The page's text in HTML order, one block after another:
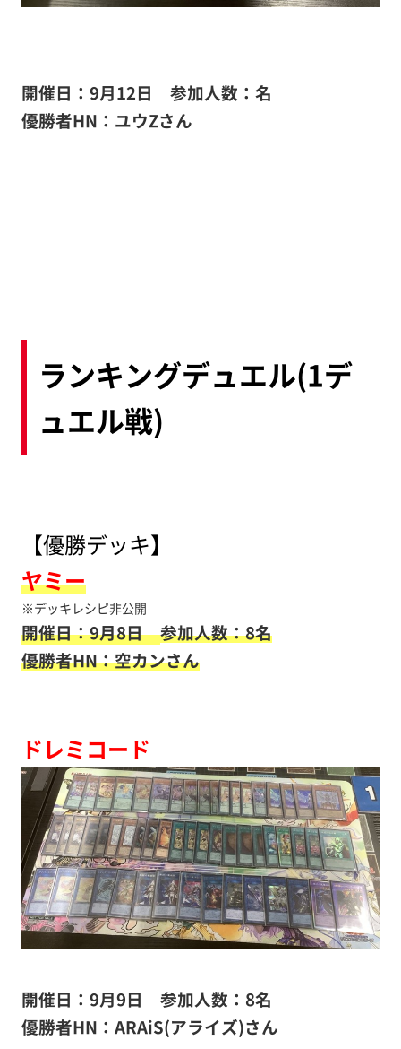
開催日：9月12日 参加人数：名
優勝者HN：ユウZさん
ランキングデュエル(1デ
ュエル戦)
【優勝デッキ】
ヤミー
※デッキレシピ非公開
開催日：9月8日参加人数：8名
優勝者HN：空カンさん
ドレミコード
開催日：9月9日 参加人数：8名
優勝者HN：ARAiS(アライズ)さん